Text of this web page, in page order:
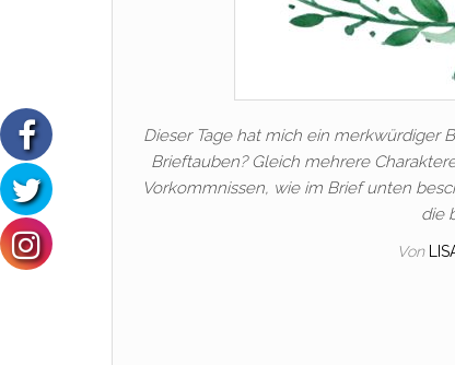
Dieser Tage hat mich ein merkwürdiger
Brieftauben? Gleich mehrere
Vorkommnissen, wie im Brief unten
die
Von